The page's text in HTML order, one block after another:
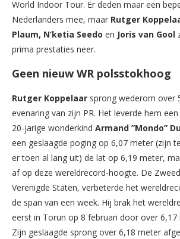
World Indoor Tour. Er deden maar een
Nederlanders mee, maar Rutger
Plaum, N’ketia Seedo en Joris van Gool
prima prestaties neer.
Geen nieuw WR polsstokhoog
Rutger Koppelaar sprong wederom over
evenaring van zijn PR. Het leverde hem
20-jarige wonderkind Armand ”Mondo”
een geslaagde poging op 6,07 meter (zijn
er toen al lang uit) de lat op 6,19 meter,
af op deze wereldrecord-hoogte. De
Verenigde Staten, verbeterde het
de span van een week. Hij brak het
eerst in Torun op 8 februari door over 6,17
Zijn geslaagde sprong over 6,18 meter